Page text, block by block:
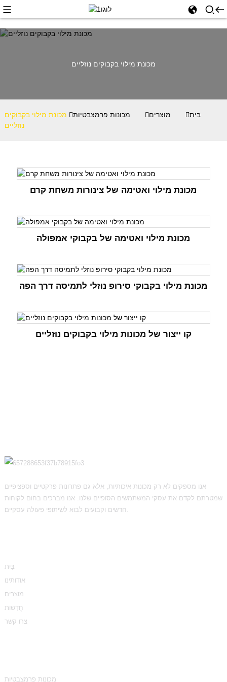
מכונת מילוי בקבוקים נוזליים
בַּיִת מוצרים מכונות פרמצבטיות
מכונת מילוי בקבוקים
נוזליים
מכונת מילוי ואטימה של צינורות משחת קרם
מכונת מילוי ואטימה של בקבוקי אמפולה
מכונת מילוי בקבוקי סירופ נוזלי לתמיסה דרך הפה
קו ייצור של מכונות מילוי בקבוקים נוזליים
אנו מספקים לא רק מכונות איכותיות, אלא גם פתרונות פרקטיים וספציפיים
שמטרתם לקדם את עסקי המשתמשים הסופיים שלנו. אנו מברכים בחום לקוחות
חדשים וקבועים לבוא לשיתופי פעולה עסקיים.
בַּיִת
אודותינו
מוצרים
חֲדָשׁוֹת
צרו קשר
מכונות פרמצבטיות